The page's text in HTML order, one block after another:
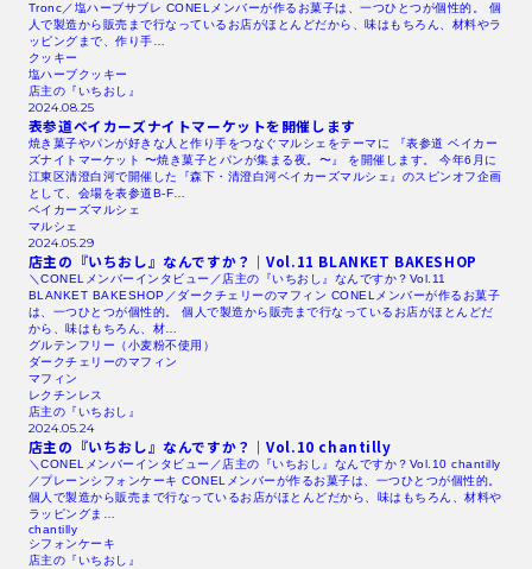
Tronc／塩ハーブサブレ CONELメンバーが作るお菓子は、一つひとつが個性的。 個
人で製造から販売まで行なっているお店がほとんどだから、味はもちろん、材料やラ
ッピングまで、作り手…
クッキー
塩ハーブクッキー
店主の『いちおし』
2024.08.25
表参道ベイカーズナイトマーケットを開催します
焼き菓子やパンが好きな人と作り手をつなぐマルシェをテーマに 『表参道 ベイカー
ズナイトマーケット 〜焼き菓子とパンが集まる夜。〜』 を開催します。 今年6月に
江東区清澄白河で開催した『森下・清澄白河ベイカーズマルシェ』のスピンオフ企画
として、会場を表参道B-F…
ベイカーズマルシェ
マルシェ
2024.05.29
店主の『いちおし』なんですか？｜Vol.11 BLANKET BAKESHOP
＼CONELメンバーインタビュー／店主の『いちおし』なんですか？Vol.11
BLANKET BAKESHOP／ダークチェリーのマフィン CONELメンバーが作るお菓子
は、一つひとつが個性的。 個人で製造から販売まで行なっているお店がほとんどだ
から、味はもちろん、材…
グルテンフリー（小麦粉不使用）
ダークチェリーのマフィン
マフィン
レクチンレス
店主の『いちおし』
2024.05.24
店主の『いちおし』なんですか？｜Vol.10 chantilly
＼CONELメンバーインタビュー／店主の『いちおし』なんですか？Vol.10 chantilly
／プレーンシフォンケーキ CONELメンバーが作るお菓子は、一つひとつが個性的。
個人で製造から販売まで行なっているお店がほとんどだから、味はもちろん、材料や
ラッピングま…
chantilly
シフォンケーキ
店主の『いちおし』